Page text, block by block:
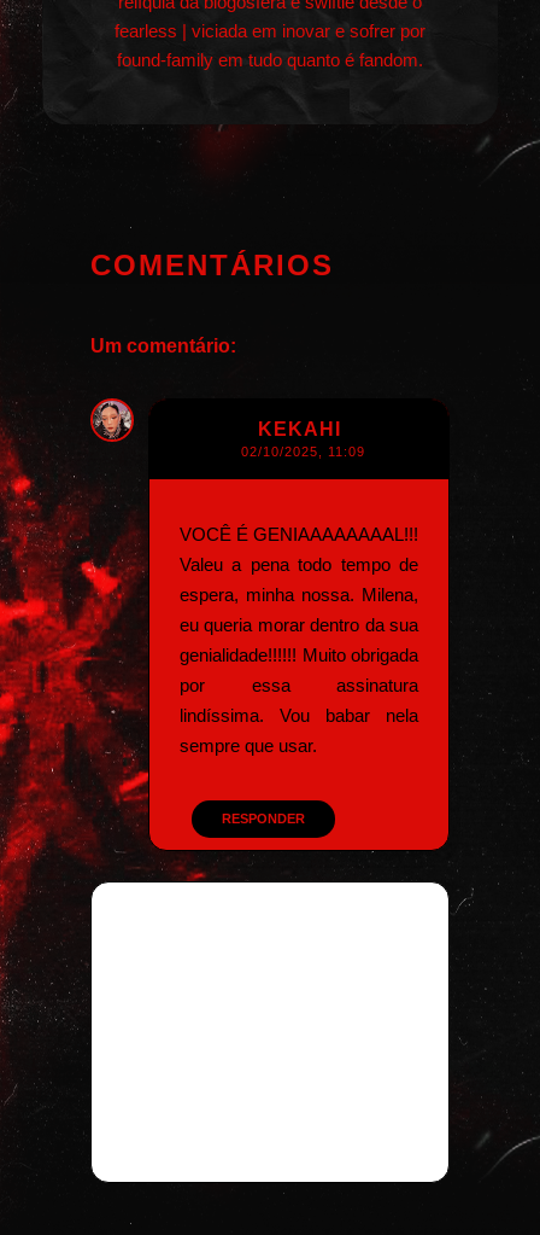
fearless | viciada em inovar e sofrer por
found-family em tudo quanto é fandom.
COMENTÁRIOS
Um comentário:
KEKAHI
02/10/2025, 11:09
VOCÊ É GENIAAAAAAAAL!!!
Valeu a pena todo tempo de
espera, minha nossa. Milena,
eu queria morar dentro da sua
genialidade!!!!!! Muito obrigada
por essa assinatura
lindíssima. Vou babar nela
sempre que usar.
RESPONDER